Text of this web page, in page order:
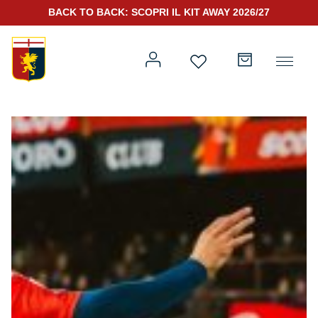
Prima squadra
Genoa for Special
Kit Gara 2026/27
Kit Gara 25/26
BACK TO BACK: SCOPRI IL KIT AWAY 2026/27